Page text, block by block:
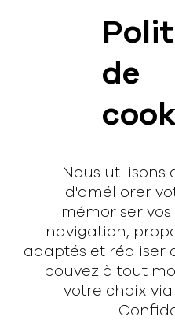
de
Nous utilisons
d'améliorer
mémoriser
navigation,
adaptés et réaliser
pouvez à tout
votre choix
À